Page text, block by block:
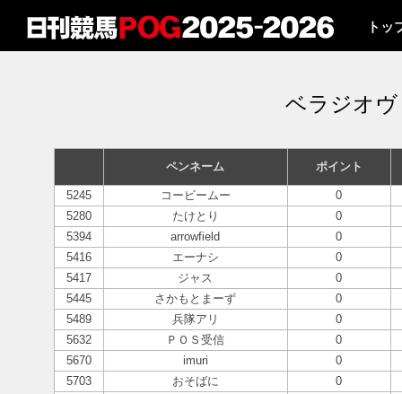
トッ
ベラジオ
ペンネーム ポイント
5245 コービームー
0
5280
たけとり
0
5394
arrowfield
0
5416
エーナシ
0
5417
ジャス
0
5445
さかもとまーず
0
5489
兵隊アリ
0
5632
ＰＯＳ受信
0
5670
imuri
0
5703
おそばに
0